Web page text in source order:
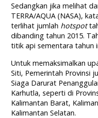
Sedangkan jika melihat
TERRA/AQUA (NASA),
terlihat jumlah hotspot
dibanding tahun 2015.
titik api sementara tahun
Untuk memaksimalkan
Siti, Pemerintah Provinsi
Siaga Darurat
Karhutla, seperti di
Kalimantan Barat,
Kalimantan Selatan.